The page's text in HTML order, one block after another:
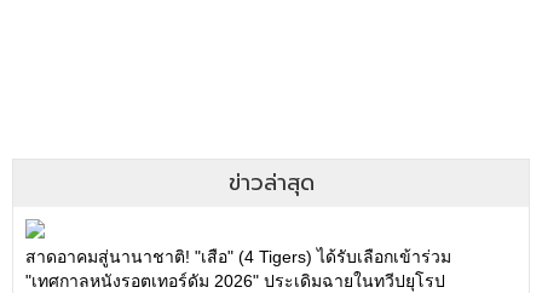
ข่าวล่าสุด
สาดอาคมสู่นานาชาติ! "เสือ" (4 Tigers) ได้รับเลือกเข้าร่วม
"เทศกาลหนังรอตเทอร์ดัม 2026" ประเดิมฉายในทวีปยุโรป